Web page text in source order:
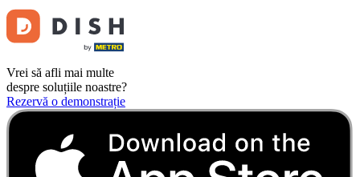
Vrei să afli mai multe
despre soluțiile noastre?
Rezervă o demonstrație